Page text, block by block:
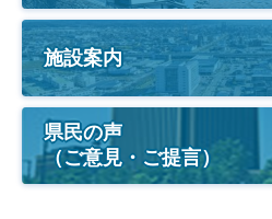
施設案内
県民の声
（ご意見・ご提言）